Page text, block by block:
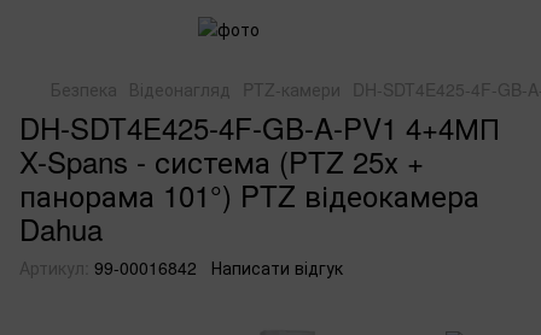
Безпека Відеонагляд PTZ-камери DH-SDT4E425-4F-GB-
DH-SDT4E425-4F-GB-A-PV1 4+4МП
X-Spans - система (PTZ 25х +
панорама 101°) PTZ відеокамера
Dahua
Артикул: 99-00016842 Написати відгук